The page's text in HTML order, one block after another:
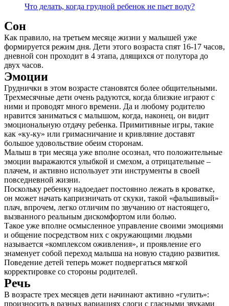
Что делать, когда грудной ребенок не пьет воду?
Сон
Как правило, на третьем месяце жизни у малышей уже
формируется режим дня. Дети этого возраста спят 16-17 часов,
дневной сон проходит в 4 этапа, длящихся от полутора до
двух часов.
Эмоции
Груднички в этом возрасте становятся более общительными.
Трехмесячные дети очень радуются, когда близкие играют с
ними и проводят много времени. Да и любому родителю
нравится заниматься с малышом, когда, наконец, он видит
эмоциональную отдачу ребенка. Примитивные игры, такие
как «ку-ку» или гримасничание и кривляние доставят
большое удовольствие обеим сторонам.
Малыш в три месяца уже вполне осознал, что положительные
эмоции выражаются улыбкой и смехом, а отрицательные –
плачем, и активно использует эти инструменты в своей
повседневной жизни.
Поскольку ребенку надоедает постоянно лежать в кроватке,
он может начать капризничать от скуки, такой «фальшивый»
плач, впрочем, легко отличим по звучанию от настоящего,
вызванного реальным дискомфортом или болью.
Такое уже вполне осмысленное управление своими эмоциями
и общение посредством них с окружающими людьми
называется «комплексом оживления», и проявление его
знаменует собой переход малыша на новую стадию развития.
Поведение детей теперь может подвергаться мягкой
корректировке со стороны родителей.
Речь
В возрасте трех месяцев дети начинают активно «гулить»:
произносить в разных вариациях слоги с гласными звуками